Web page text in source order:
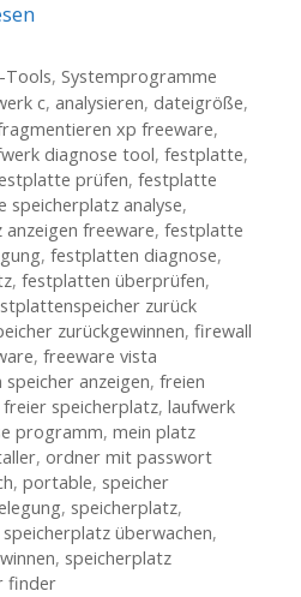
Tools, Systemprogramme
c, analysieren, dateigröße,
xp freeware,
diagnose tool, festplatte,
prüfen, festplatte
speicherplatz analyse,
freeware, festplatte
, festplatten diagnose,
, festplatten überprüfen,
zurück
zurückgewinnen, firewall
, freeware vista
speicher anzeigen, freien
freier speicherplatz, laufwerk
programm, mein platz
, ordner mit passwort
, portable, speicher
, speicherplatz,
speicherplatz überwachen,
, speicherplatz
finder